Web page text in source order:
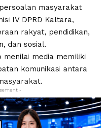
masyarakat
IV DPRD Kaltara,
rakyat, pendidikan,
dan sosial.
media memiliki
komunikasi antara
-